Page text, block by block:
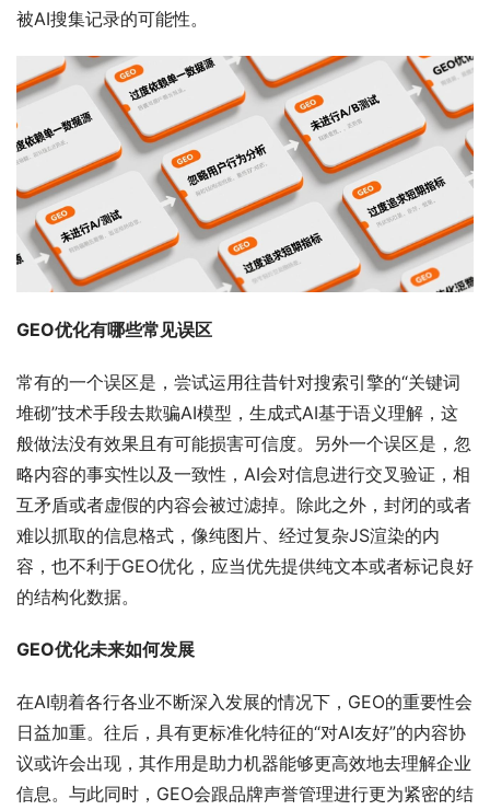
被AI搜集记录的可能性。
GEO优化有哪些常见误区
常有的一个误区是，尝试运用往昔针对搜索引擎的“关键词
堆砌”技术手段去欺骗AI模型，生成式AI基于语义理解，这
般做法没有效果且有可能损害可信度。另外一个误区是，忽
略内容的事实性以及一致性，AI会对信息进行交叉验证，相
互矛盾或者虚假的内容会被过滤掉。除此之外，封闭的或者
难以抓取的信息格式，像纯图片、经过复杂JS渲染的内
容，也不利于GEO优化，应当优先提供纯文本或者标记良好
的结构化数据。
GEO优化未来如何发展
在AI朝着各行各业不断深入发展的情况下，GEO的重要性会
日益加重。往后，具有更标准化特征的“对AI友好”的内容协
议或许会出现，其作用是助力机器能够更高效地去理解企业
信息。与此同时，GEO会跟品牌声誉管理进行更为紧密的结